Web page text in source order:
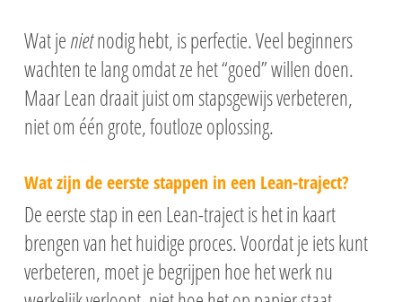
Wat jenietnodig hebt, is perfectie. Veel beginners
wachten te lang omdat ze het “goed” willen doen.
Maar Lean draait juist om stapsgewijs verbeteren,
niet om één grote, foutloze oplossing.
Wat zijn de eerste stappen in een Lean-traject?
De eerste stap in een Lean-traject is het in kaart
brengen van het huidige proces. Voordat je iets kunt
verbeteren, moet je begrijpen hoe het werk nu